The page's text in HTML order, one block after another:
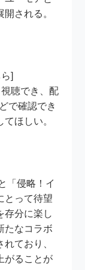
される。
]
聴でき、配
で確認でき
ほしい。
「侵略！イ
とって待望
存分に楽し
たなコラボ
ており、
がることが